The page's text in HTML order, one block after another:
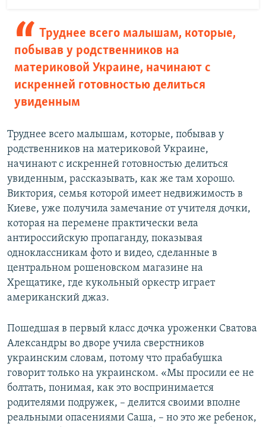
Труднее всего малышам, которые,
побывав у родственников на
материковой Украине, начинают с
искренней готовностью делиться
увиденным
Труднее всего малышам, которые, побывав у
родственников на материковой Украине,
начинают с искренней готовностью делиться
увиденным, рассказывать, как же там хорошо.
Виктория, семья которой имеет недвижимость в
Киеве, уже получила замечание от учителя дочки,
которая на перемене практически вела
антироссийскую пропаганду, показывая
одноклассникам фото и видео, сделанные в
центральном рошеновском магазине на
Хрещатике, где кукольный оркестр играет
американский джаз.
Пошедшая в первый класс дочка уроженки Сватова
Александры во дворе учила сверстников
украинским словам, потому что прабабушка
говорит только на украинском. «Мы просили ее не
болтать, понимая, как это воспринимается
родителями подружек, – делится своими вполне
реальными опасениями Саша, – но это же ребенок,